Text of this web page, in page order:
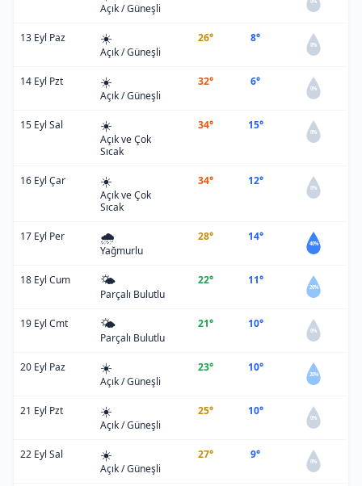
Açık / Güneşli
0%
13 Eyl Paz ☀️
Açık / Güneşli
26° 8°
0%
14 Eyl Pzt ☀️
Açık / Güneşli
32° 6°
0%
15 Eyl Sal ☀️
Açık ve Çok
Sıcak
34° 15°
0%
16 Eyl Çar ☀️
Açık ve Çok
Sıcak
34° 12°
0%
17 Eyl Per 🌧️
Yağmurlu
28° 14°
40%
18 Eyl Cum 🌤️
Parçalı Bulutlu
22° 11°
20%
19 Eyl Cmt 🌤️
Parçalı Bulutlu
21° 10°
0%
20 Eyl Paz ☀️
Açık / Güneşli
23° 10°
20%
21 Eyl Pzt ☀️
Açık / Güneşli
25° 10°
0%
22 Eyl Sal ☀️
Açık / Güneşli
27° 9°
0%